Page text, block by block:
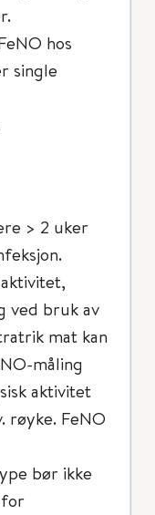
hos
single
> 2 uker
ved bruk av
mat kan
måling
aktivitet
røyke. FeNO
bør ikke